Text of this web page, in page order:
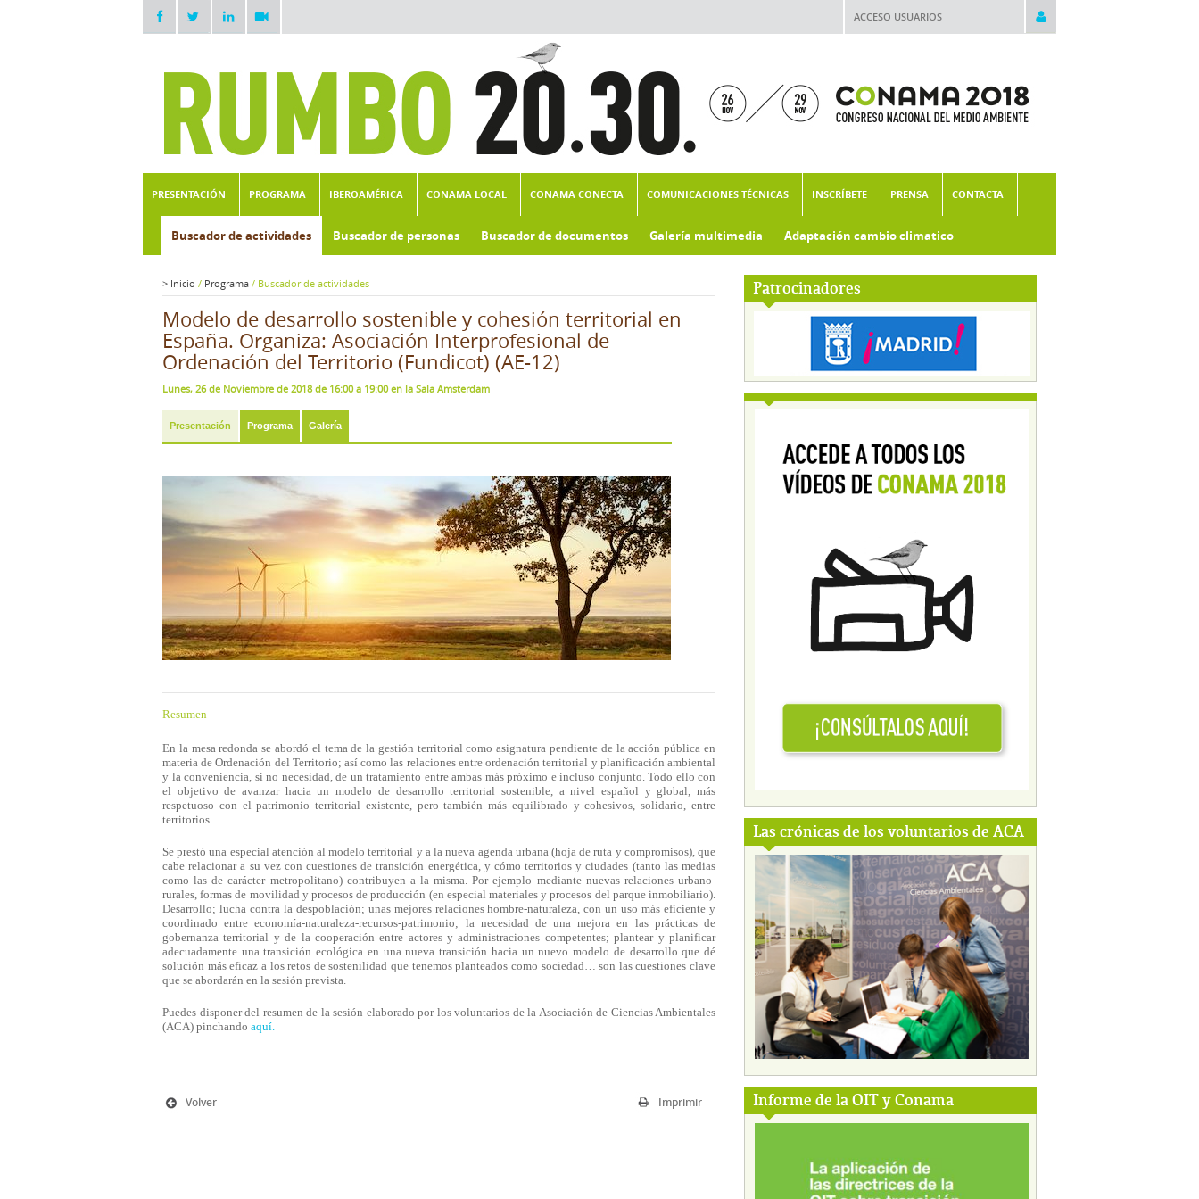
ACCESO USUARIOS
PRESENTACIÓN PROGRAMA IBEROAMÉRICA CONAMA LOCAL CONAMA CONECTA COMUNICACIONES TÉCNICAS INSCRÍBETE PRENSA CONTACTA
Buscador de actividades Buscador de personas Buscador de documentos Galería multimedia Adaptación cambio climatico
Patrocinadores
Las crónicas de los voluntarios de ACA
Informe de la OIT y Conama
> Inicio / Programa / Buscador de actividades
Modelo de desarrollo sostenible y cohesión territorial en
España. Organiza: Asociación Interprofesional de
Ordenación del Territorio (Fundicot) (AE-12)
Lunes, 26 de Noviembre de 2018 de 16:00 a 19:00 en la Sala Amsterdam
Presentación Programa Galería
Resumen
En la mesa redonda se abordó el tema de la gestión territorial como asignatura pendiente de la acción pública en
materia de Ordenación del Territorio; así como las relaciones entre ordenación territorial y planificación ambiental
y la conveniencia, si no necesidad, de un tratamiento entre ambas más próximo e incluso conjunto. Todo ello con
el objetivo de avanzar hacia un modelo de desarrollo territorial sostenible, a nivel español y global, más
respetuoso con el patrimonio territorial existente, pero también más equilibrado y cohesivos, solidario, entre
territorios.
Se prestó una especial atención al modelo territorial y a la nueva agenda urbana (hoja de ruta y compromisos), que
cabe relacionar a su vez con cuestiones de transición energética, y cómo territorios y ciudades (tanto las medias
como las de carácter metropolitano) contribuyen a la misma. Por ejemplo mediante nuevas relaciones urbano-
rurales, formas de movilidad y procesos de producción (en especial materiales y procesos del parque inmobiliario).
Desarrollo; lucha contra la despoblación; unas mejores relaciones hombre-naturaleza, con un uso más eficiente y
coordinado entre economía-naturaleza-recursos-patrimonio; la necesidad de una mejora en las prácticas de
gobernanza territorial y de la cooperación entre actores y administraciones competentes; plantear y planificar
adecuadamente una transición ecológica en una nueva transición hacia un nuevo modelo de desarrollo que dé
solución más eficaz a los retos de sostenilidad que tenemos planteados como sociedad… son las cuestiones clave
que se abordarán en la sesión prevista.
Puedes disponer del resumen de la sesión elaborado por los voluntarios de la Asociación de Ciencias Ambientales
(ACA) pinchando aquí.
Imprimir
Volver